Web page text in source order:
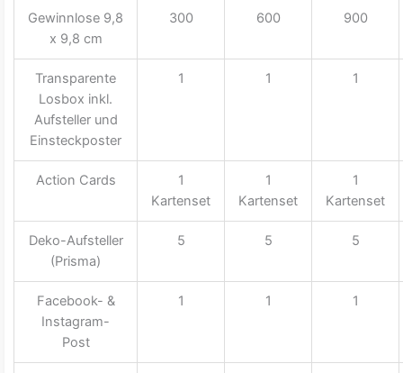
Gewinnlose 9,8
x 9,8 cm
300 600 900
Transparente
Losbox inkl.
Aufsteller und
Einsteckposter
1 1 1
Action Cards
1
Kartenset
1
Kartenset
1
Kartenset
Deko-Aufsteller
(Prisma)
5 5 5
Facebook- &
Instagram-
Post
1 1 1